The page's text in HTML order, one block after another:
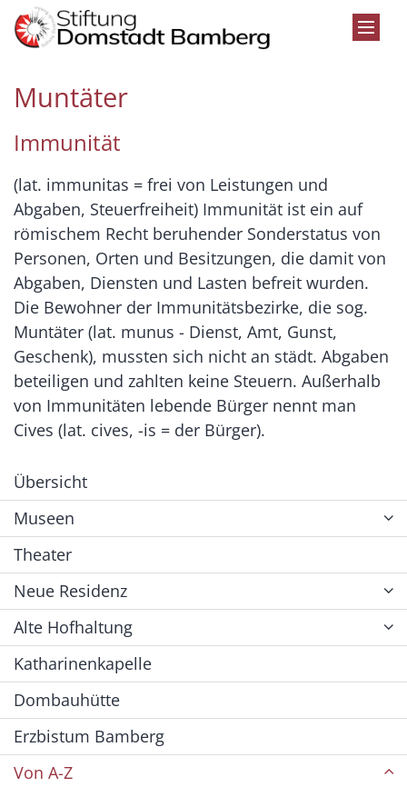
Zum Inhalt springen
Muntäter
Immunität
(lat. immunitas = frei von Leistungen und
Abgaben, Steuerfreiheit) Immunität ist ein auf
römischem Recht beruhender Sonderstatus von
Personen, Orten und Besitzungen, die damit von
Abgaben, Diensten und Lasten befreit wurden.
Die Bewohner der Immunitätsbezirke, die sog.
Muntäter (lat. munus - Dienst, Amt, Gunst,
Geschenk), mussten sich nicht an städt. Abgaben
beteiligen und zahlten keine Steuern. Außerhalb
von Immunitäten lebende Bürger nennt man
Cives (lat. cives, -is = der Bürger).
Übersicht
Museen
Theater
Neue Residenz
Alte Hofhaltung
Katharinenkapelle
Dombauhütte
Erzbistum Bamberg
Von A-Z